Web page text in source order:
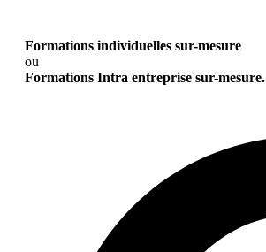
Formations individuelles sur-mesure
ou
Formations Intra entreprise sur-mesure.